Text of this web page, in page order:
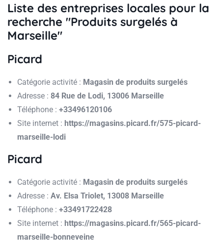
Liste des entreprises locales pour la
recherche "Produits surgelés à
Marseille"
Picard
Catégorie activité : Magasin de produits surgelés
Adresse : 84 Rue de Lodi, 13006 Marseille
Téléphone : +33496120106
Site internet : https://magasins.picard.fr/575-picard-
marseille-lodi
Picard
Catégorie activité : Magasin de produits surgelés
Adresse : Av. Elsa Triolet, 13008 Marseille
Téléphone : +33491722428
Site internet : https://magasins.picard.fr/565-picard-
marseille-bonneveine